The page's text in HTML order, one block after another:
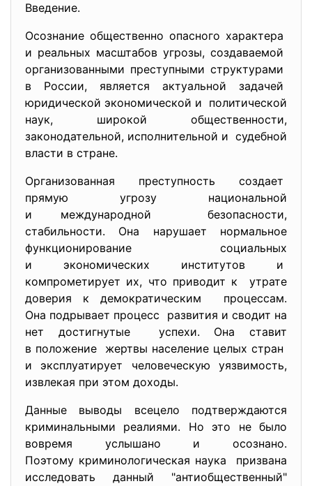
Введение.
Осознание общественно опасного характера
и реальных масштабов угрозы, создаваемой
организованными преступными структурами
в России, является актуальной задачей
юридической экономической и политической
наук, широкой общественности,
законодательной, исполнительной и судебной
власти в стране.
Организованная преступность создает
прямую угрозу национальной
и международной безопасности,
стабильности. Она нарушает нормальное
функционирование социальных
и экономических институтов и
компрометирует их, что приводит к утрате
доверия к демократическим процессам.
Она подрывает процесс развития и сводит на
нет достигнутые успехи. Она ставит
в положение жертвы население целых стран
и эксплуатирует человеческую уязвимость,
извлекая при этом доходы.
Данные выводы всецело подтверждаются
криминальными реалиями. Но это не было
вовремя услышано и осознано.
Поэтому криминологическая наука призвана
исследовать данный "антиобщественный"